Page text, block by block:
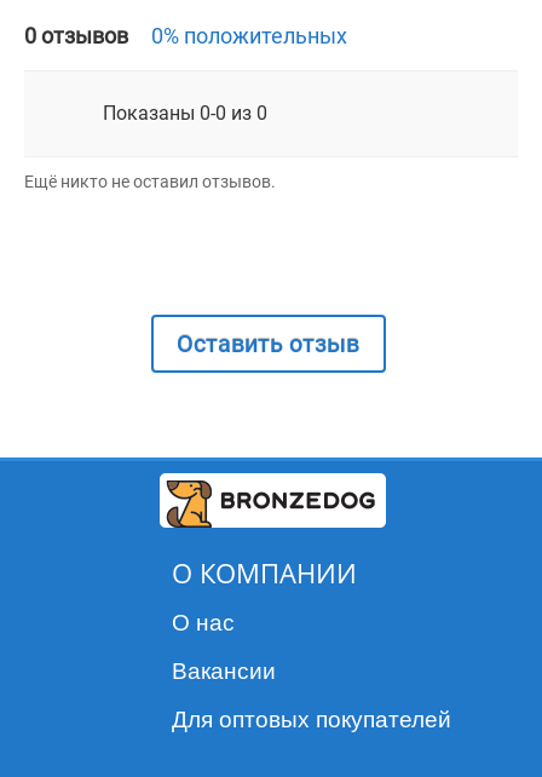
0 отзывов 0% положительных
Показаны 0-0 из 0
Ещё никто не оставил отзывов.
Оставить отзыв
О КОМПАНИИ
О нас
Вакансии
Для оптовых покупателей